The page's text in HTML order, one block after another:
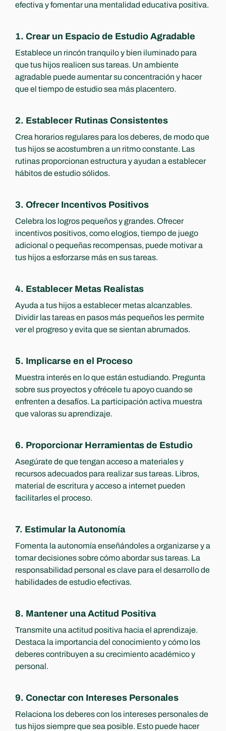
efectiva y fomentar una mentalidad educativa positiva.
1. Crear un Espacio de Estudio Agradable
Establece un rincón tranquilo y bien iluminado para
que tus hijos realicen sus tareas. Un ambiente
agradable puede aumentar su concentración y hacer
que el tiempo de estudio sea más placentero.
2. Establecer Rutinas Consistentes
Crea horarios regulares para los deberes, de modo que
tus hijos se acostumbren a un ritmo constante. Las
rutinas proporcionan estructura y ayudan a establecer
hábitos de estudio sólidos.
3. Ofrecer Incentivos Positivos
Celebra los logros pequeños y grandes. Ofrecer
incentivos positivos, como elogios, tiempo de juego
adicional o pequeñas recompensas, puede motivar a
tus hijos a esforzarse más en sus tareas.
4. Establecer Metas Realistas
Ayuda a tus hijos a establecer metas alcanzables.
Dividir las tareas en pasos más pequeños les permite
ver el progreso y evita que se sientan abrumados.
5. Implicarse en el Proceso
Muestra interés en lo que están estudiando. Pregunta
sobre sus proyectos y ofrécele tu apoyo cuando se
enfrenten a desafíos. La participación activa muestra
que valoras su aprendizaje.
6. Proporcionar Herramientas de Estudio
Asegúrate de que tengan acceso a materiales y
recursos adecuados para realizar sus tareas. Libros,
material de escritura y acceso a internet pueden
facilitarles el proceso.
7. Estimular la Autonomía
Fomenta la autonomía enseñándoles a organizarse y a
tomar decisiones sobre cómo abordar sus tareas. La
responsabilidad personal es clave para el desarrollo de
habilidades de estudio efectivas.
8. Mantener una Actitud Positiva
Transmite una actitud positiva hacia el aprendizaje.
Destaca la importancia del conocimiento y cómo los
deberes contribuyen a su crecimiento académico y
personal.
9. Conectar con Intereses Personales
Relaciona los deberes con los intereses personales de
tus hijos siempre que sea posible. Esto puede hacer